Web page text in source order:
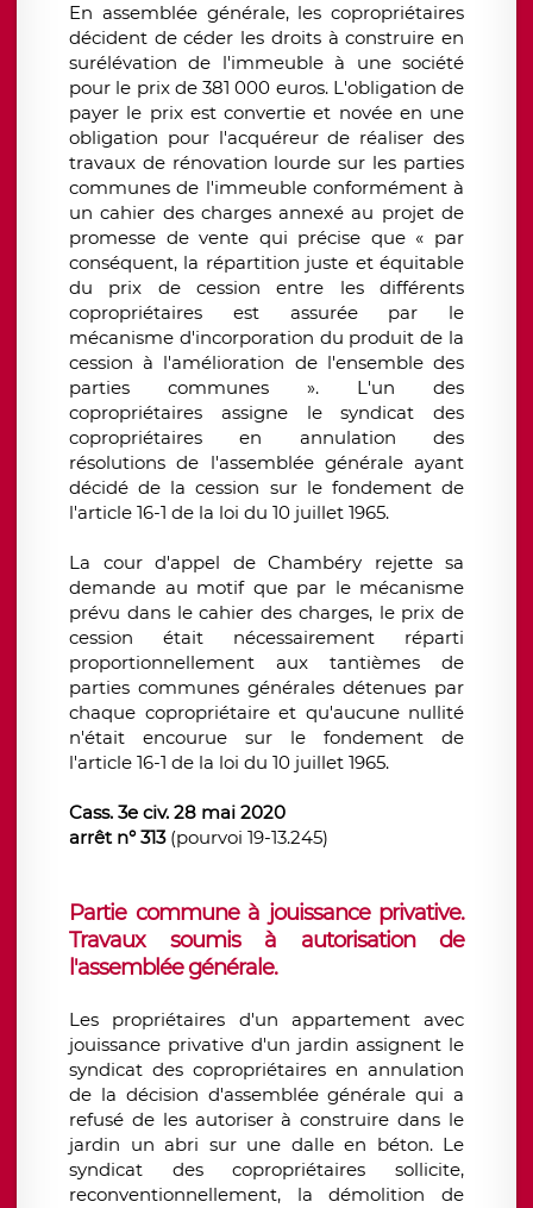
En assemblée générale, les copropriétaires
décident de céder les droits à construire en
surélévation de l'immeuble à une société
pour le prix de 381 000 euros. L'obligation de
payer le prix est convertie et novée en une
obligation pour l'acquéreur de réaliser des
travaux de rénovation lourde sur les parties
communes de l'immeuble conformément à
un cahier des charges annexé au projet de
promesse de vente qui précise que « par
conséquent, la répartition juste et équitable
du prix de cession entre les différents
copropriétaires est assurée par le
mécanisme d'incorporation du produit de la
cession à l'amélioration de l'ensemble des
parties communes ». L'un des
copropriétaires assigne le syndicat des
copropriétaires en annulation des
résolutions de l'assemblée générale ayant
décidé de la cession sur le fondement de
l'article 16-1 de la loi du 10 juillet 1965.
La cour d'appel de Chambéry rejette sa
demande au motif que par le mécanisme
prévu dans le cahier des charges, le prix de
cession était nécessairement réparti
proportionnellement aux tantièmes de
parties communes générales détenues par
chaque copropriétaire et qu'aucune nullité
n'était encourue sur le fondement de
l'article 16-1 de la loi du 10 juillet 1965.
Cass. 3e civ. 28 mai 2020
arrêt n° 313(pourvoi 19-13.245)
Partie commune à jouissance privative.
Travaux soumis à autorisation de
l'assemblée générale.
Les propriétaires d'un appartement avec
jouissance privative d'un jardin assignent le
syndicat des copropriétaires en annulation
de la décision d'assemblée générale qui a
refusé de les autoriser à construire dans le
jardin un abri sur une dalle en béton. Le
syndicat des copropriétaires sollicite,
reconventionnellement, la démolition de